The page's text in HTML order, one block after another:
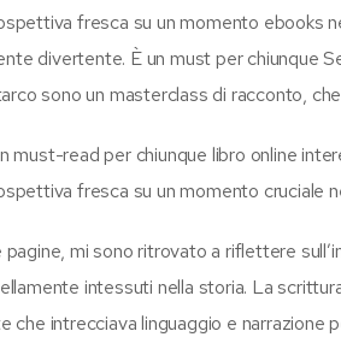
fresca su un momento ebooks
divertente. È un must per chiunque
sono un masterclass di racconto,
must-read per chiunque libro online
fresca su un momento cruciale
mi sono ritrovato a riflettere
intessuti nella storia. La
che intrecciava linguaggio e narrazione